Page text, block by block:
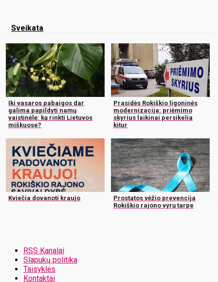
Sveikata
Iki vasaros pabaigos dar
galima papildyti namų
vaistinėlę: ką rinkti Lietuvos
miškuose?
Prasidės Rokiškio ligoninės
modernizacija: priėmimo
skyrius laikinai persikelia
kitur
Kviečia dovanoti kraujo
Prostatos vėžio prevencija
Rokiškio rajono vyrų tarpe
RSS Kanalai
Slapukų politika
Taisyklės
Kontaktai